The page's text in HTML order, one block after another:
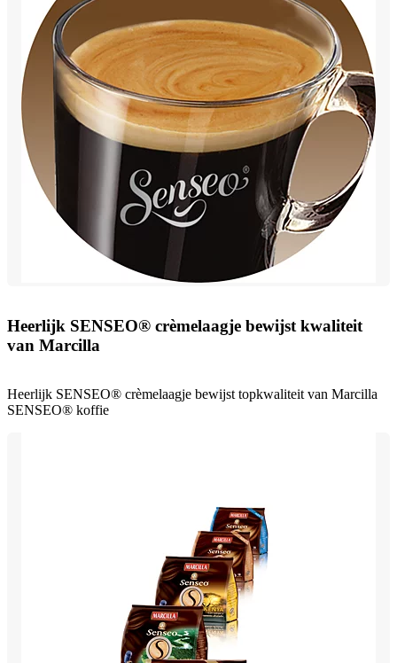
Heerlijk SENSEO® crèmelaagje bewijst kwaliteit
van Marcilla
Heerlijk SENSEO® crèmelaagje bewijst topkwaliteit van Marcilla
SENSEO® koffie